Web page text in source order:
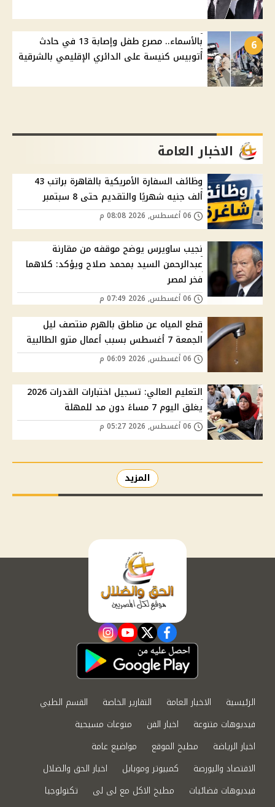
6
بالأسماء.. مصرع طفل وإصابة 13 في حادث
أتوبيس كنيسة على الدائري الإقليمي بالشرقية
الاخبار العامة
وظائف السفارة الأمريكية بالقاهرة براتب 43
ألف جنيه شهريًا والتقديم حتى 8 سبتمبر
نجيب ساويرس يوضح موقفه من مقارنة
عبدالرحمن السيد بمحمد صلاح ويؤكد: كلاهما
فخر لمصر
قطع المياه عن مناطق بالهرم منتصف ليل
الجمعة 7 أغسطس بسبب أعمال مترو الطالبية
التعليم العالي: تسجيل اختبارات القدرات 2026
يغلق اليوم 7 مساءً دون مد للمهلة
المزيد
facebook
twitter
youtube
instagram
الرئيسية الاخبار العامة التقارير الخاصة
القسم الطبي
فيديوهات متنوعة
اخبار الفن
منوعات مسيحية
اخبار الرياضة
مطبخ الموقع
مواضيع عامة
الاقتصاد والبورصة
كمبيوتر وموبايل
اخبار الحق والضلال
فيديوهات فضائيات
مطبخ الاكل مع لى لى
تكنولوجيا